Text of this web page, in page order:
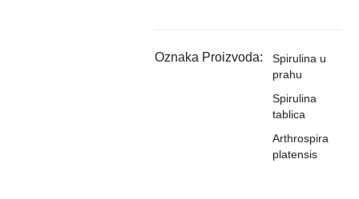
Oznaka Proizvoda:
Spirulina u
prahu
Spirulina
tablica
Arthrospira
platensis